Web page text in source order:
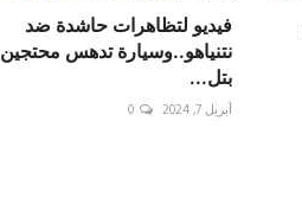
فيديو لتظاهرات حاشدة ضد
نتنياهو..وسيارة تدهس محتجين
بتل...
أبريل 7, 2024 0